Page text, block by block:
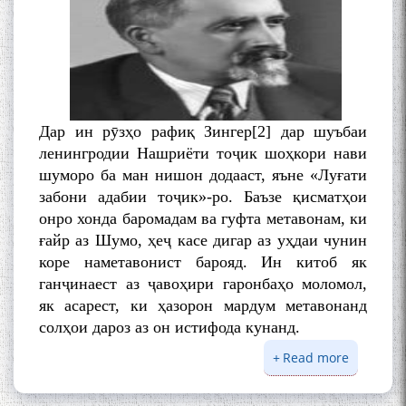
Дар ин рӯзҳо рафиқ Зингер[2] дар шуъбаи
ленингродии Нашриёти тоҷик шоҳкори нави
шуморо ба ман нишон додааст, яъне «Луғати
забони адабии тоҷик»-ро. Баъзе қисматҳои
онро хонда баромадам ва гуфта метавонам, ки
ғайр аз Шумо, ҳеҷ касе дигар аз уҳдаи чунин
коре наметавонист барояд. Ин китоб як
ганҷинаест аз ҷавоҳири гаронбаҳо моломол,
як асарест, ки ҳазорон мардум метавонанд
солҳои дароз аз он истифода кунанд.
Read more
НОМАИ
БА МУНОСИБАТИ
БУЗУРГДОШТИ РӮЗИ РӮДАКӢ
Дар Академияи миллии
илмҳои Тоҷикистон бахшида
ба 100-солагии мунаққиду
адабиётшинос Соҳиб
Табаров ҳамоиши илмӣ-
назариявӣ баргузор гардид.
МАВЛОНО ҶАЛОЛИДДИНИ